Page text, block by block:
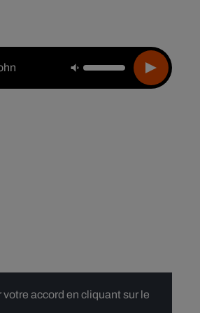
accord en cliquant sur le